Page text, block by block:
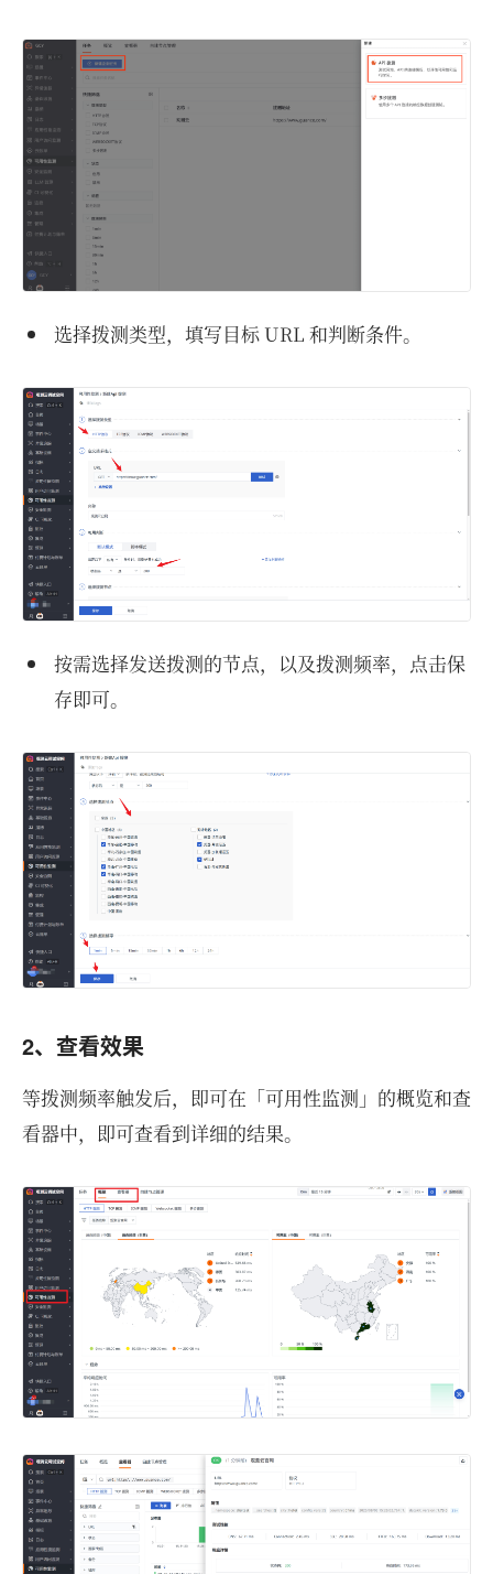
选择拨测类型，填写目标 URL 和判断条件。
按需选择发送拨测的节点，以及拨测频率，点击保
存即可。
2、查看效果
等拨测频率触发后，即可在「可用性监测」的概览和查
看器中，即可查看到详细的结果。